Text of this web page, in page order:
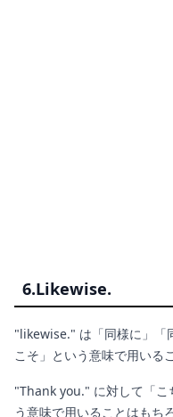
6.Likewise.
"likewise." は「同様に」「
こそ」という意味で用いる
"Thank you." に対して「こ
う意味で用いることはも